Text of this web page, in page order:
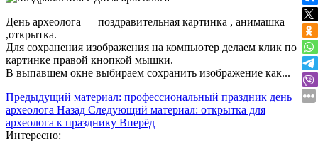
День археолога — поздравительная картинка , анимашка
,открытка.
Для сохранения изображения на компьютер делаем клик по
картинке правой кнопкой мышки.
В выпавшем окне выбираем сохранить изображение как...
Предыдущий материал: профессиональный праздник день
археолога Назад Следующий материал: открытка для
археолога к празднику Вперёд
Интересно: